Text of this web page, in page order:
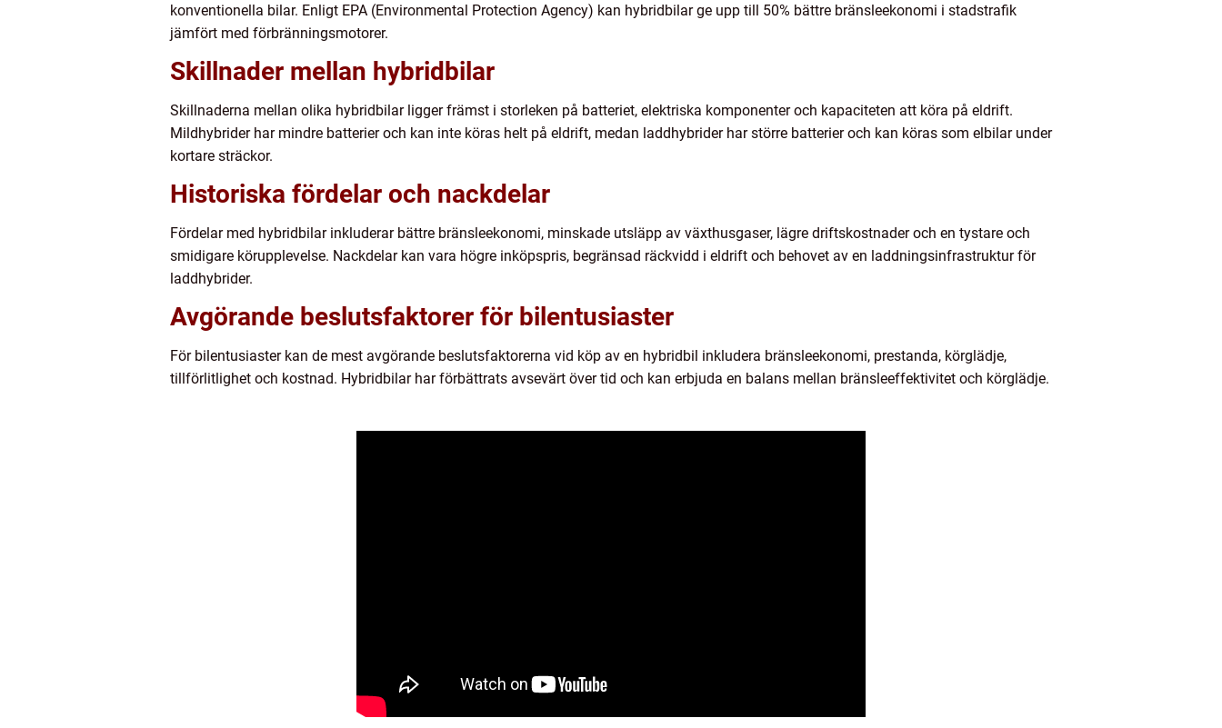
konventionella bilar. Enligt EPA (Environmental Protection Agency) kan hybridbilar ge upp till 50% bättre bränsleekonomi i stadstrafik
jämfört med förbränningsmotorer.
Skillnader mellan hybridbilar
Skillnaderna mellan olika hybridbilar ligger främst i storleken på batteriet, elektriska komponenter och kapaciteten att köra på eldrift.
Mildhybrider har mindre batterier och kan inte köras helt på eldrift, medan laddhybrider har större batterier och kan köras som elbilar under
kortare sträckor.
Historiska fördelar och nackdelar
Fördelar med hybridbilar inkluderar bättre bränsleekonomi, minskade utsläpp av växthusgaser, lägre driftskostnader och en tystare och
smidigare körupplevelse. Nackdelar kan vara högre inköpspris, begränsad räckvidd i eldrift och behovet av en laddningsinfrastruktur för
laddhybrider.
Avgörande beslutsfaktorer för bilentusiaster
För bilentusiaster kan de mest avgörande beslutsfaktorerna vid köp av en hybridbil inkludera bränsleekonomi, prestanda, körglädje,
tillförlitlighet och kostnad. Hybridbilar har förbättrats avsevärt över tid och kan erbjuda en balans mellan bränsleeffektivitet och körglädje.